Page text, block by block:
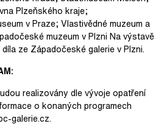
Plzeňského kraje;
v Praze; Vlastivědné muzeum a
muzeum v Plzni Na výstavě
ze Západočeské galerie v Plzni.
realizovány dle vývoje opatření
o konaných programech
galerie.cz.